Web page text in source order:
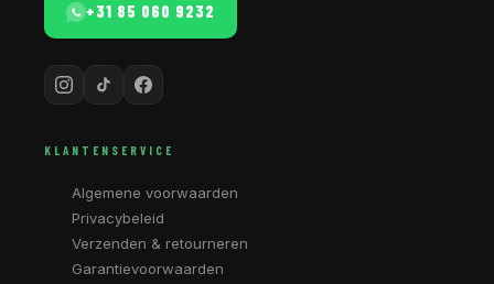
+31 85 060 9232
KLANTENSERVICE
Algemene voorwaarden
Privacybeleid
Verzenden & retourneren
Garantievoorwaarden